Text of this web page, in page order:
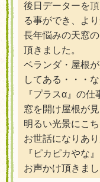
後日データーを
る事ができ、より
長年悩みの天窓
頂きました。
ベランダ・屋根
してある・・・
『プラスα』の仕
窓を開け屋根が
明るい光景にこ
お世話になりあり
『ピカピカやな
お声かけ頂きまし